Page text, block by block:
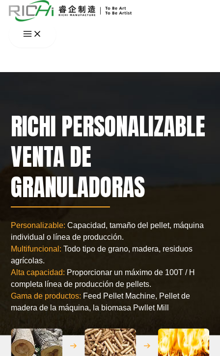
contenido
RICHI PERSONALIZABLE
VENTA DE
GRANULADORAS
Personalizable: Capacidad, tamaño del pellet, máquina
individual o línea de producción.
Multifuncional: Todo tipo de grano, madera, residuos
agrícolas.
Alta capacidad: Proporcionar un máximo de 100T / H
completa línea de producción de pellets.
Gama de productos: Feed Pellet Machine, Pellet de
madera de la máquina, la biomasa Pwllet Mill